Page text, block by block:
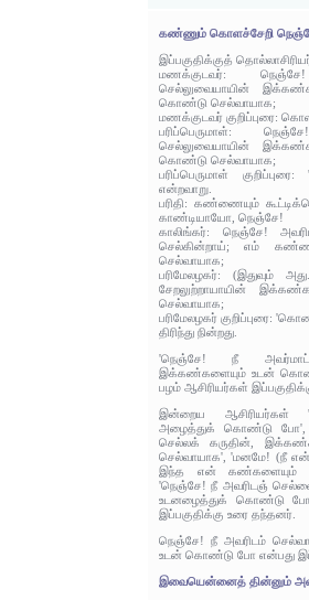
கண்ணும் கொளச்சேறி
இப்பகுதிக்குத்
மணக்குடவர்:
செல்லுவையாயின்
கொண்டு செல்வாயாக;
மணக்குடவர் குறிப்புரை:
பரிப்பெருமாள்:
செல்லுவையாயின்
கொண்டு செல்வாயாக;
பரிப்பெருமாள்
என்றவாறு.
பரிதி: கண்ணையும்
காண்டியாயோ, நெஞ்சே!
காலிங்கர்: நெஞ்சே!
செல்கின்றாய்; எம்
செல்வாயாக;
பரிமேலழகர்: (இதுவும்
சேறலுற்றாயாயின்
செல்வாயாக;
பரிமேலழகர் குறிப்புரை:
திரிந்து நின்றது.
'நெஞ்சே! நீ
இக்கண்களையும் உடன்
பழம் ஆசிரியர்கள்
இன்றைய ஆசிரியர்கள்
அழைத்துக் கொண்டு போ',
செல்லக் கருதின்,
செல்வாயாக', 'மனமே! (நீ என்
இந்த என் கண்களையும்
'நெஞ்சே! நீ அவரிடஞ்
உடனழைத்துக் கொண்டு
இப்பகுதிக்கு உரை தந்தனர்.
நெஞ்சே! நீ அவரிடம்
உடன் கொண்டு போ என்பது
இவையென்னைத் தின்னும்